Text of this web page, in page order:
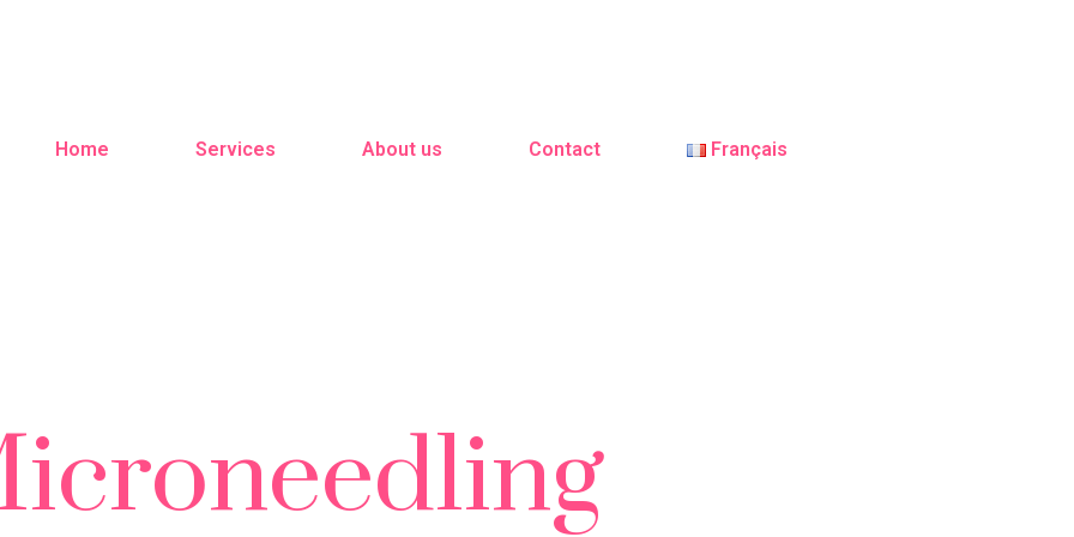
Home Services About us Contact Français